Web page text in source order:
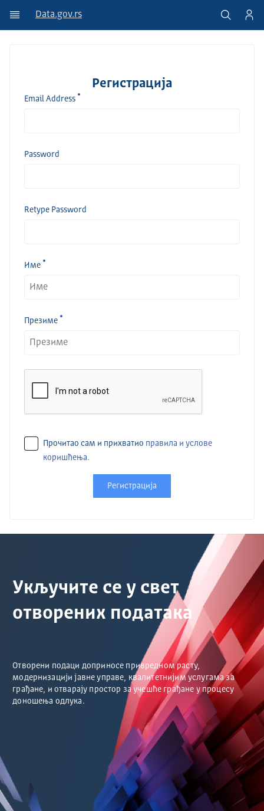
Data.gov.rs
Регистрација
Email Address
Password
Retype Password
Име
Презиме
Прочитао сам и прихватио правила и услове
коришћења.
Регистрација
Укључите се у свет
отворених података
Отворени подаци доприносе привредном расту,
модернизацији јавне управе, квалитетнијим услугама за
грађане, и отварају простор за учешће грађане у процесу
доношења одлука.